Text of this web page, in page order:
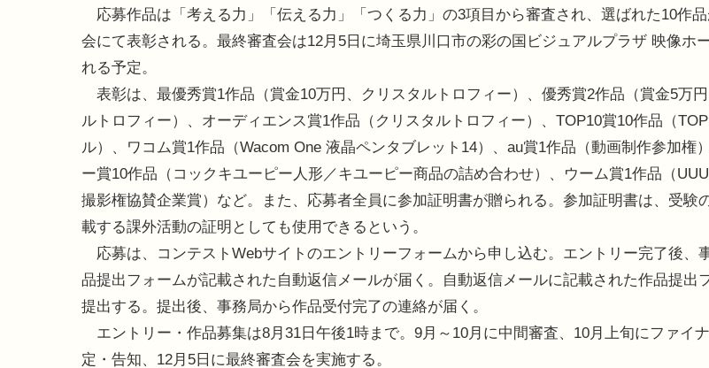
応募作品は「考える力」「伝える力」「つくる力」の3項目から審査され、選ばれた10作
会にて表彰される。最終審査会は12月5日に埼玉県川口市の彩の国ビジュアルプラザ 映像ホ
れる予定。
表彰は、最優秀賞1作品（賞金10万円、クリスタルトロフィー）、優秀賞2作品（賞金5万
ルトロフィー）、オーディエンス賞1作品（クリスタルトロフィー）、TOP10賞10作品（
ル）、ワコム賞1作品（Wacom One 液晶ペンタブレット14）、au賞1作品（動画制作参加権
ー賞10作品（コックキユーピー人形／キユーピー商品の詰め合わせ）、ウーム賞1作品（
撮影権協賛企業賞）など。また、応募者全員に参加証明書が贈られる。参加証明書は、受験
載する課外活動の証明としても使用できるという。
応募は、コンテストWebサイトのエントリーフォームから申し込む。エントリー完了後、
品提出フォームが記載された自動返信メールが届く。自動返信メールに記載された作品提出
提出する。提出後、事務局から作品受付完了の連絡が届く。
エントリー・作品募集は8月31日午後1時まで。9月～10月に中間審査、10月上旬にファイ
定・告知、12月5日に最終審査会を実施する。